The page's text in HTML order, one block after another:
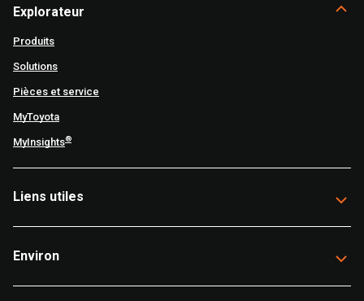
Explorateur
Produits
Solutions
Pièces et service
MyToyota
MyInsights®
Liens utiles
Environ